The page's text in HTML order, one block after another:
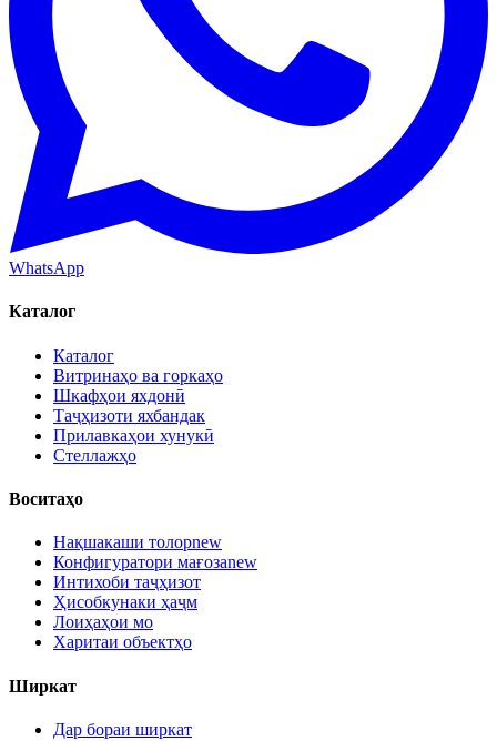
WhatsApp
Каталог
Каталог
Витринаҳо ва горкаҳо
Шкафҳои яхдонӣ
Таҷҳизоти яхбандак
Прилавкаҳои хунукӣ
Стеллажҳо
Воситаҳо
Нақшакаши толорnew
Конфигуратори мағозаnew
Интихоби таҷҳизот
Ҳисобкунаки ҳаҷм
Лоиҳаҳои мо
Харитаи объектҳо
Ширкат
Дар бораи ширкат